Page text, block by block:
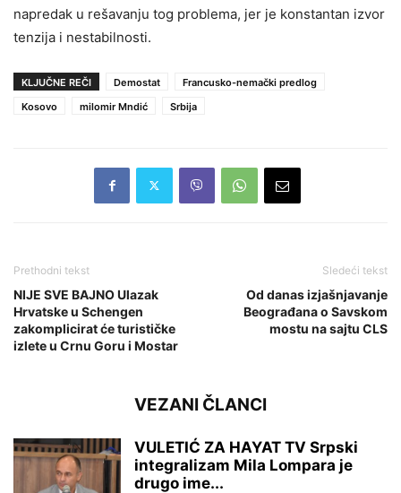
napredak u rešavanju tog problema, jer je konstantan izvor
tenzija i nestabilnosti.
KLJUČNE REČI Demostat
Francusko-nemački predlog
Kosovo
milomir Mndić Srbija
Prethodni tekst
NIJE SVE BAJNO Ulazak
Hrvatske u Schengen
zakomplicirat će turističke
izlete u Crnu Goru i Mostar
Sledeći tekst
Od danas izjašnjavanje
Beograđana o Savskom
mostu na sajtu CLS
VEZANI ČLANCI
VULETIĆ ZA HAYAT TV Srpski
integralizam Mila Lompara je
drugo ime...